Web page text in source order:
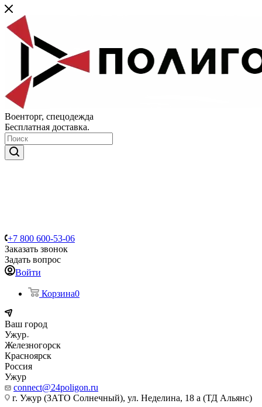
Военторг, спецодежда
Бесплатная доставка.
+7 800 600-53-06
Заказать звонок
Задать вопрос
Войти
Корзина0
Ваш город
Ужур
Железногорск
Красноярск
Россия
Ужур
connect@24poligon.ru
г. Ужур (ЗАТО Солнечный), ул. Неделина, 18 а (ТД Альянс)